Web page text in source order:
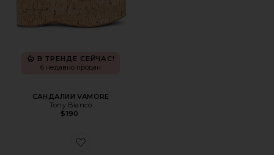
В ТРЕНДЕ СЕЙЧАС!
6 недавно продан
САНДАЛИИ VAMORE
Tony Bianco
$190
Favorite САНДАЛИИ DAISY